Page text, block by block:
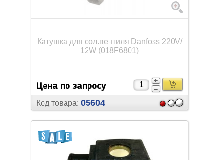
Катушка для сол.вентиля Danfoss 220V/
12W (018F6801)
Цена по запросу
Код товара: 05604